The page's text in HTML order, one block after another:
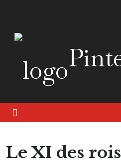
Le XI des